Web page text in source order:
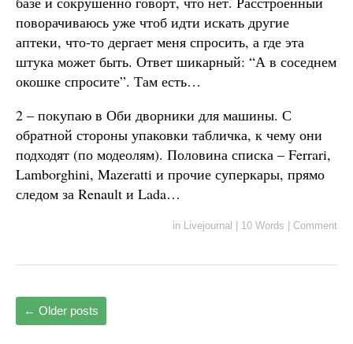
поворачиваюсь уже чтоб идти искать другие
аптеки, что-то дергает меня спросить, а где эта
штука может быть. Ответ шикарный: “А в соседнем
окошке спросите”. Там есть…
2 – покупаю в Оби дворники для машины. С
обратной стороны упаковки табличка, к чему они
подходят (по модеолям). Половина списка – Ferrari,
Lamborghini, Mazeratti и прочие суперкары, прямо
следом за Renault и Lada…
in Livejournal | 10 Words | Comment
← Older posts